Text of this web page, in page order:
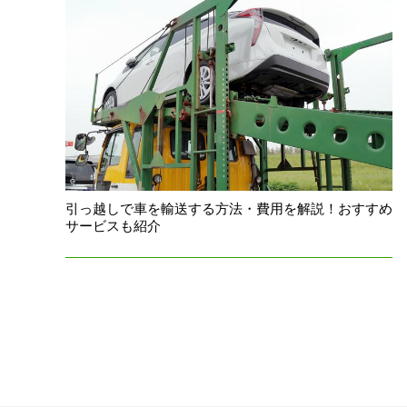
引っ越しで車を輸送する方法・費用を解説！おすすめ
サービスも紹介